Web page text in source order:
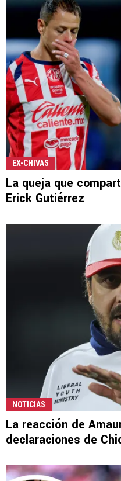
EX-CHIVAS
La queja que
Erick Gutiérrez
NOTICIAS
La reacción de
declaraciones de